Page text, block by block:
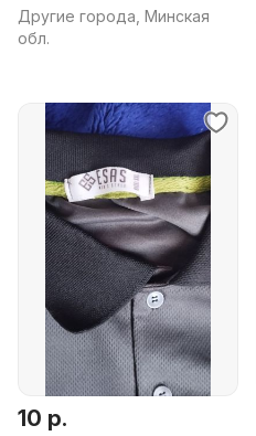
Другие города, Минская
обл.
10 р.